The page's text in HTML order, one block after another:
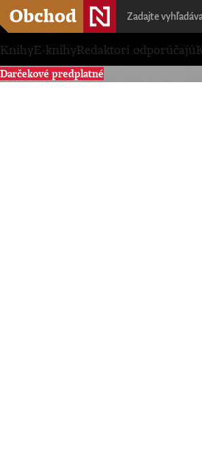
KnihyE-knihyRedaktori odporúčajú
Darčekové predplatné